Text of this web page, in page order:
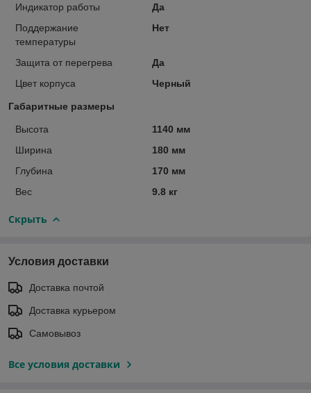
Индикатор работы
Да
Поддержание
температуры
Нет
Защита от перегрева
Да
Цвет корпуса
Черный
Габаритные размеры
Высота
1140 мм
Ширина
180 мм
Глубина
170 мм
Вес
9.8 кг
Скрыть
Условия доставки
Доставка почтой
Доставка курьером
Самовывоз
Все условия доставки